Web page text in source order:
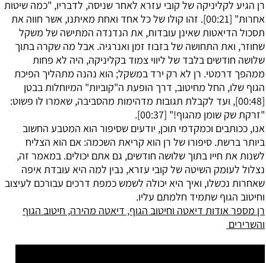
רן הגיע לקליניקה של קובי עזרא לאחר שניסה, לדבריו, "כמה שיטות
אחרות" [00:21]. זהו קולו של כל אחד ואחת מאיתנו, אשר חווה את
תסכול הדיאטות שאינן עובדות, את הנדנדה המתישה של משקל
שחוזר, ואת התחושה של בזבוז זמן ואנרגיה. אבל מה שקרה בתוך
שלושה חודשים בלבד של ליווי צמוד בקליניקה, היה לא פחות
ממהפך דרמטי. רן לא רק ירד במשקל; הוא נהנה מתהליך הפיכת
הגוף שלו, החל מחיטוב, דרך הופעת ה"קוביות" המיוחלות בבטן
[
00:48], ועד לקבלת תגובות מדהימות מהסביבה, שאמרו לו פשוט:
"זרקת שק שומן מהגוף!" [00:37
].
אנו, ככותבים וכמקדמי תוכן, יודעים שסיפור הוא המטבע החשוב
ביותר ברשת. סיפורו של רן הוא קריאת השכמה: אם הוא הצליח
לשנות את חייו בתוך שלושה חודשים, גם אתם יכולים. במאמר זה,
נצלול לעומק השיטה של קובי עזרא, נבין למה היא עובדת איפה
שאחרות נכשלו, ואיך היא יכולה לשמש כמפת דרכים עבורכם לעיצוב
וחיטוב הגוף שתמיד חלמתם עליו.
רן מספר אודות דיאטה וחיטוב הגוף, דיאטה מהירה, חיטוב הגוף
והשרירים